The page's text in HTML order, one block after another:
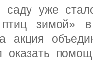
уже
птиц зимой»
оказать